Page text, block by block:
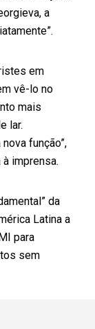
a
em
vê-lo no
mais
lar.
função”,
imprensa.
da
Latina a
para
sem